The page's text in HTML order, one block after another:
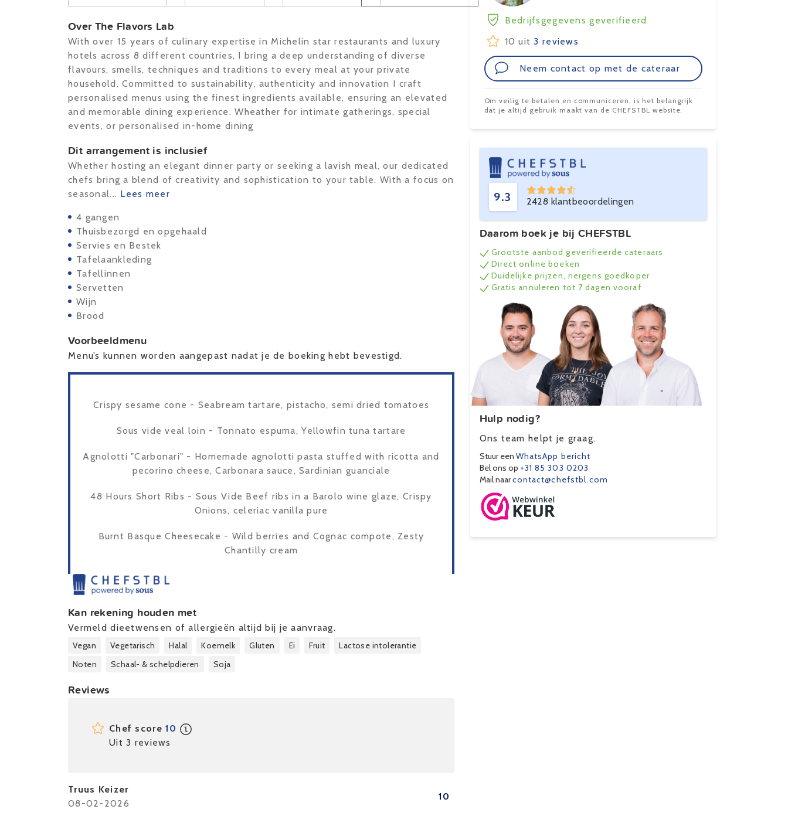
Over The Flavors Lab
With over 15 years of culinary expertise in Michelin star restaurants and luxury
hotels across 8 different countries, I bring a deep understanding of diverse
flavours, smells, techniques and traditions to every meal at your private
household. Committed to sustainability, authenticity and innovation I craft
personalised menus using the finest ingredients available, ensuring an elevated
and memorable dining experience. Wheather for intimate gatherings, special
events, or personalised in-home dining
Dit arrangement is inclusief
Whether hosting an elegant dinner party or seeking a lavish meal, our dedicated
chefs bring a blend of creativity and sophistication to your table. With a focus on
seasonal... Lees meer
4 gangen
Thuisbezorgd en opgehaald
Servies en Bestek
Tafelaankleding
Tafellinnen
Servetten
Wijn
Brood
Voorbeeldmenu
Menu’s kunnen worden aangepast nadat je de boeking hebt bevestigd.
Crispy sesame cone - Seabream tartare, pistacho, semi dried tomatoes
Sous vide veal loin - Tonnato espuma, Yellowfin tuna tartare
Agnolotti "Carbonari" - Homemade agnolotti pasta stuffed with ricotta and
pecorino cheese, Carbonara sauce, Sardinian guanciale
48 Hours Short Ribs - Sous Vide Beef ribs in a Barolo wine glaze, Crispy
Onions, celeriac vanilla pure
Burnt Basque Cheesecake - Wild berries and Cognac compote, Zesty
Chantilly cream
Kan rekening houden met
Vermeld dieetwensen of allergieën altijd bij je aanvraag.
Vegan Vegetarisch Halal Koemelk Gluten Ei Fruit
Lactose intolerantie
Noten
Schaal- & schelpdieren Soja
Reviews
Chef score10
Uit 3 reviews
Truus Keizer
08-02-2026
10
Bedrijfsgegevens geverifieerd
10 uit3 reviews
Neem contact op met de cateraar
Om veilig te betalen en communiceren, is het belangrijk
dat je altijd gebruik maakt van de CHEFSTBL website.
9.3 2428 klantbeoordelingen
Daarom boek je bij CHEFSTBL
Grootste aanbod geverifieerde cateraars
Direct online boeken
Duidelijke prijzen, nergens goedkoper
Gratis annuleren tot 7 dagen vooraf
Hulp nodig?
Ons team helpt je graag.
Stuur een WhatsApp bericht
Bel ons op +31 85 303 0203
Mail naarcontact@chefstbl.com